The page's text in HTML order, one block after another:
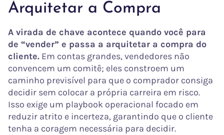
Arquitetar a Compra
A virada de chave acontece quando você para
de “vender” e passa a arquitetar a compra do
cliente. Em contas grandes, vendedores não
convencem um comitê; eles constroem um
caminho previsível para que o comprador consiga
decidir sem colocar a própria carreira em risco.
Isso exige um playbook operacional focado em
reduzir atrito e incerteza, garantindo que o cliente
tenha a coragem necessária para decidir.